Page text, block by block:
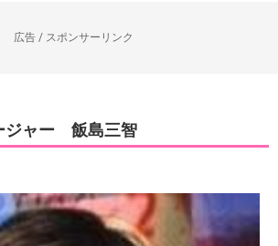
広告 / スポンサーリンク
ジャー 飯島三智